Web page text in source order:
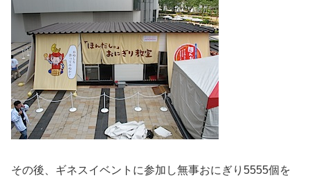
その後、ギネスイベントに参加し無事おにぎり5555個を